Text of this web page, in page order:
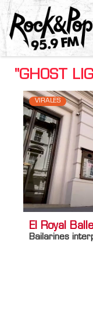
"GHOST
VIRALES
El Royal
Bailarines